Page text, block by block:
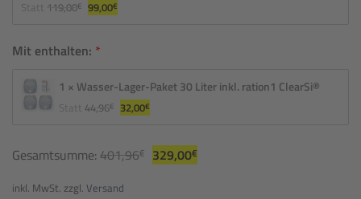
Statt 119,00€ Ursprünglicher
Preis
119,00€
99,00€Aktueller
Preis
Mit enthalten:
1 × Wasser-Lager-Paket 30 Liter inkl. ration1 ClearSi®
Statt 44,96€ Ursprünglicher
Preis
44,96€
32,00€Aktueller
Preis
32,00€.
Gesamtsumme: 401,96€ 329,00€
inkl. MwSt. zzgl. Versand